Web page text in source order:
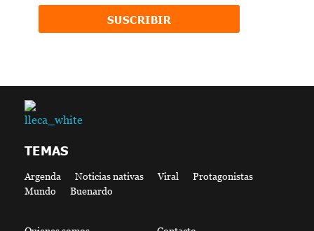
SUSCRIBIR
TEMAS
Argenda Noticias nativas Viral
Protagonistas
Mundo
Buenardo